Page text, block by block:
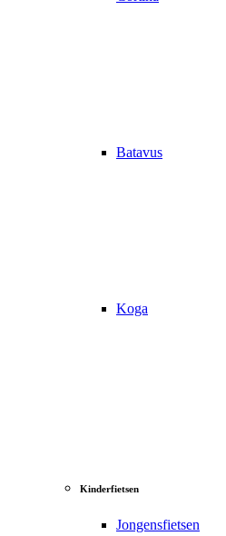
Batavus
Koga
Kinderfietsen
Jongensfietsen